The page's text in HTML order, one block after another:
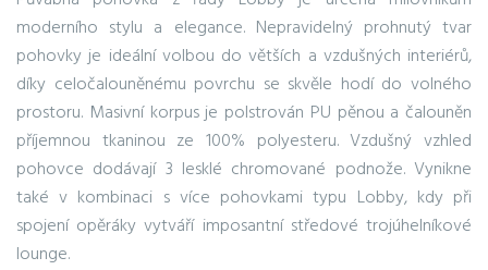
moderního stylu a elegance. Nepravidelný prohnutý tvar
pohovky je ideální volbou do větších a vzdušných interiérů,
díky celočalouněnému povrchu se skvěle hodí do volného
prostoru. Masivní korpus je polstrován PU pěnou a čalouněn
příjemnou tkaninou ze 100% polyesteru. Vzdušný vzhled
pohovce dodávají 3 lesklé chromované podnože. Vynikne
také v kombinaci s více pohovkami typu Lobby, kdy při
spojení opěráky vytváří imposantní středové trojúhelníkové
lounge.